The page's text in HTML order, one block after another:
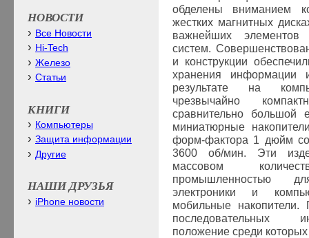
обделены вниманием
жестких магнитных
важнейших элементов
систем.
и конструкции
хранения
результате на
чрезвычайно
сравнительно большой
миниатюрные
форм-фактора 1 дюйм
3600 об/мин. Эти
массовом
промышленностью
электроники и
мобильные накопители.
последовательных
положение среди
НОВОСТИ
Все Новости
Hi-Tech
Железо
Статьи
КНИГИ
Компьютеры
Защита информации
Другие
НАШИ ДРУЗЬЯ
iPhone новости